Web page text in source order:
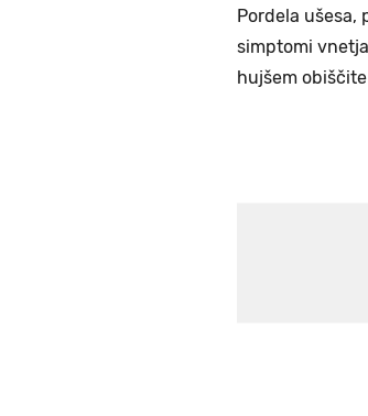
Pordela ušesa,
simptomi
hujšem